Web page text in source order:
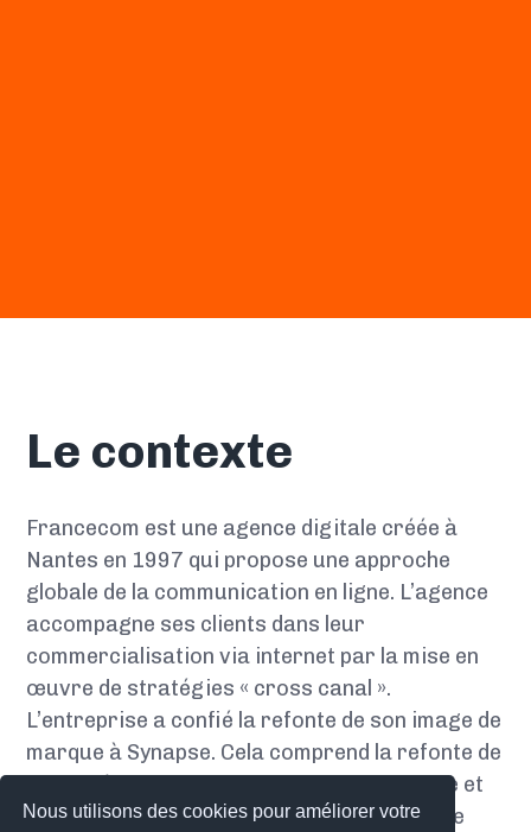
Nous utilisons des cookies pour améliorer votre
Le contexte
Francecom est une agence digitale créée à
Nantes en 1997 qui propose une approche
globale de la communication en ligne. L’agence
accompagne ses clients dans leur
commercialisation via internet par la mise en
œuvre de stratégies « cross canal ».
L’entreprise a confié la refonte de son image de
marque à Synapse. Cela comprend la refonte de
l’identité visuelle avec un nouveau logotype et
une nouvelle charte graphique, une nouvelle